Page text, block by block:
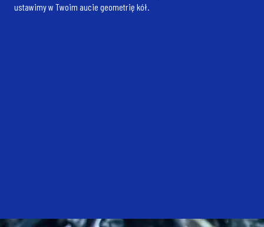
ustawimy w Twoim aucie geometrię kół.